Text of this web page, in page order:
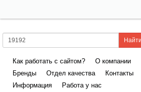
Как работать с сайтом?
О компании
Бренды
Отдел качества
Контакты
Информация
Работа у нас